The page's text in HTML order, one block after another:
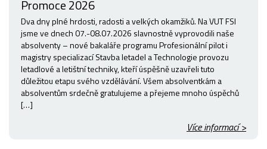
Promoce 2026
Dva dny plné hrdosti, radosti a velkých okamžiků. Na VUT FSI
jsme ve dnech 07.-08.07.2026 slavnostně vyprovodili naše
absolventy – nové bakaláře programu Profesionální pilot i
magistry specializací Stavba letadel a Technologie provozu
letadlové a letištní techniky, kteří úspěšně uzavřeli tuto
důležitou etapu svého vzdělávání. Všem absolventkám a
absolventům srdečně gratulujeme a přejeme mnoho úspěchů
[…]
Více informací >